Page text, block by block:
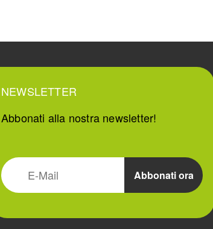
NEWSLETTER
Abbonati alla nostra newsletter!